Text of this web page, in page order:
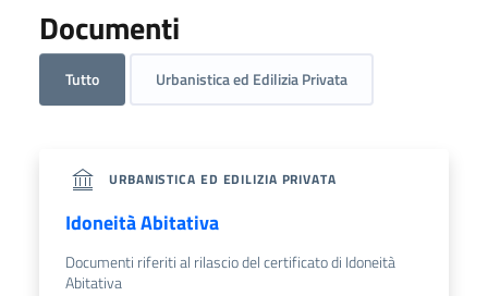
Documenti
Tutto Urbanistica ed Edilizia Privata
URBANISTICA ED EDILIZIA PRIVATA
Idoneità Abitativa
Documenti riferiti al rilascio del certificato di Idoneità
Abitativa